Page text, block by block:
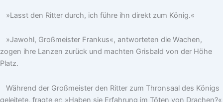
»Lasst den Ritter durch, ich führe ihn direkt zum König.«
»Jawohl, Großmeister Frankus«, antworteten die Wachen,
zogen ihre Lanzen zurück und machten Grisbald von der Höhe
Platz.
Während der Großmeister den Ritter zum Thronsaal des Königs
geleitete, fragte er: »Haben sie Erfahrung im Töten von Drachen?«